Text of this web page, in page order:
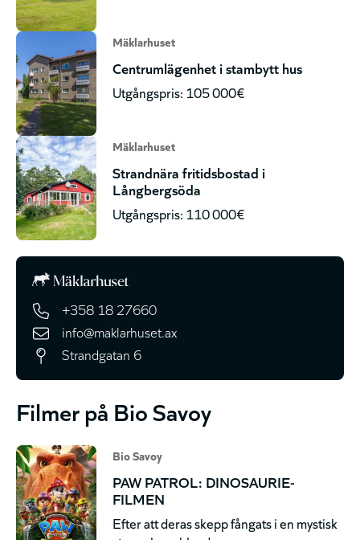
Mäklarhuset
Centrumlägenhet i stambytt hus
Utgångspris: 105 000€
Mäklarhuset
Strandnära fritidsbostad i
Långbergsöda
Utgångspris: 110 000€
+358 18 27660
info@maklarhuset.ax
Strandgatan 6
Filmer på Bio Savoy
Bio Savoy
PAW PATROL: DINOSAURIE-
FILMEN
Efter att deras skepp fångats i en mystisk